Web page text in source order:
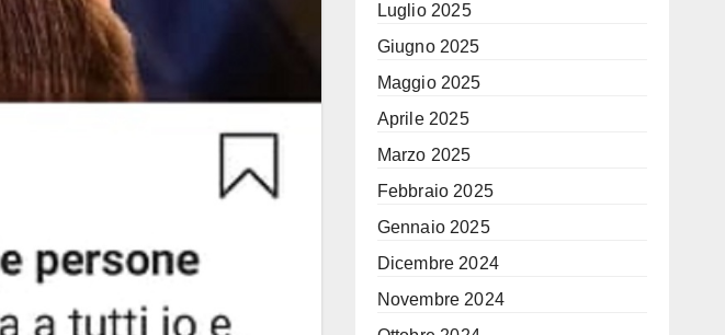
Luglio 2025
Giugno 2025
Maggio 2025
Aprile 2025
Marzo 2025
Febbraio 2025
Gennaio 2025
Dicembre 2024
Novembre 2024